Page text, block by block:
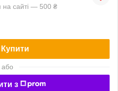
на сайті — 500 ₴
Купити
або
з